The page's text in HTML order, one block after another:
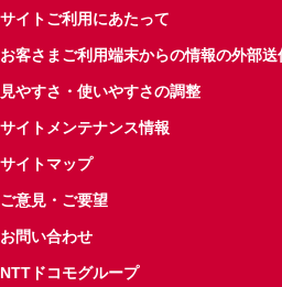
サイトご利用にあたって
お客さまご利用端末からの情報の外部送
見やすさ・使いやすさの調整
サイトメンテナンス情報
サイトマップ
ご意見・ご要望
お問い合わせ
NTTドコモグループ